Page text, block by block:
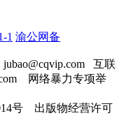
1 渝公网备
互联
网络暴力专项举
号 出版物经营许可